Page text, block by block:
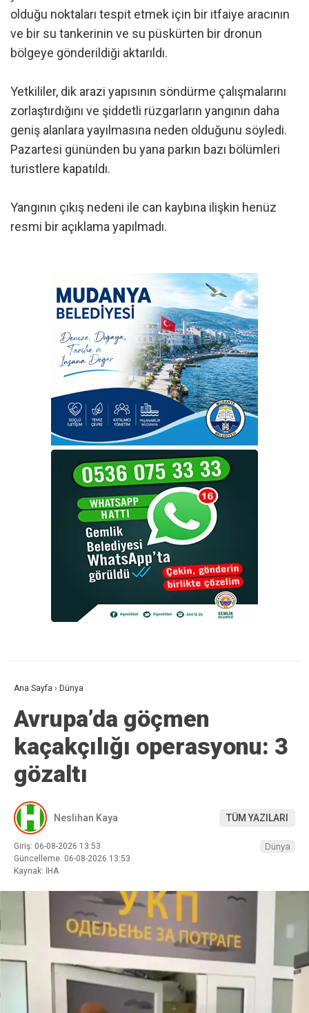
olduğu noktaları tespit etmek için bir itfaiye aracının
ve bir su tankerinin ve su püskürten bir dronun
bölgeye gönderildiği aktarıldı.
Yetkililer, dik arazi yapısının söndürme çalışmalarını
zorlaştırdığını ve şiddetli rüzgarların yangının daha
geniş alanlara yayılmasına neden olduğunu söyledi.
Pazartesi gününden bu yana parkın bazı bölümleri
turistlere kapatıldı.
Yangının çıkış nedeni ile can kaybına ilişkin henüz
resmi bir açıklama yapılmadı.
Ana Sayfa › Dünya
Avrupa’da göçmen
kaçakçılığı operasyonu: 3
gözaltı
Neslihan Kaya TÜM YAZILARI
Giriş: 06-08-2026 13:53
Güncelleme: 06-08-2026 13:53
Kaynak: İHA
Dünya